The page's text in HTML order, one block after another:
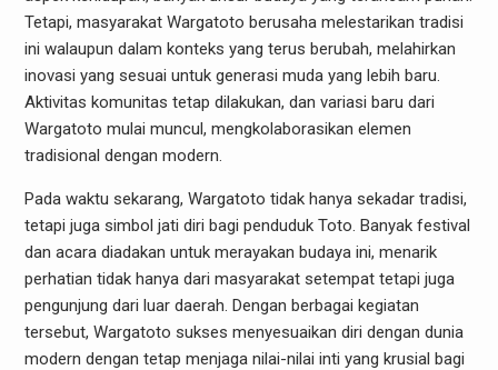
Tetapi, masyarakat Wargatoto berusaha melestarikan tradisi
ini walaupun dalam konteks yang terus berubah, melahirkan
inovasi yang sesuai untuk generasi muda yang lebih baru.
Aktivitas komunitas tetap dilakukan, dan variasi baru dari
Wargatoto mulai muncul, mengkolaborasikan elemen
tradisional dengan modern.
Pada waktu sekarang, Wargatoto tidak hanya sekadar tradisi,
tetapi juga simbol jati diri bagi penduduk Toto. Banyak festival
dan acara diadakan untuk merayakan budaya ini, menarik
perhatian tidak hanya dari masyarakat setempat tetapi juga
pengunjung dari luar daerah. Dengan berbagai kegiatan
tersebut, Wargatoto sukses menyesuaikan diri dengan dunia
modern dengan tetap menjaga nilai-nilai inti yang krusial bagi